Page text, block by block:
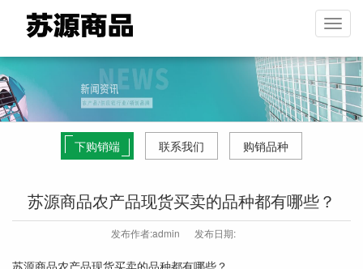
下购销端 联系我们 购销品种
苏源商品农产品现货买卖的品种都有哪些？
发布作者:admin 发布日期:
苏源商品农产品现货买卖的品种都有哪些？